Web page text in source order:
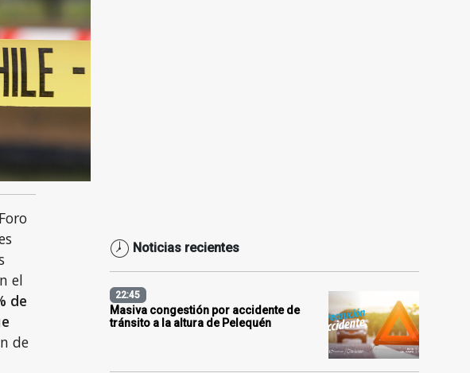
el
de
de
Noticias recientes
22:45
Masiva congestión por accidente de
tránsito a la altura de Pelequén